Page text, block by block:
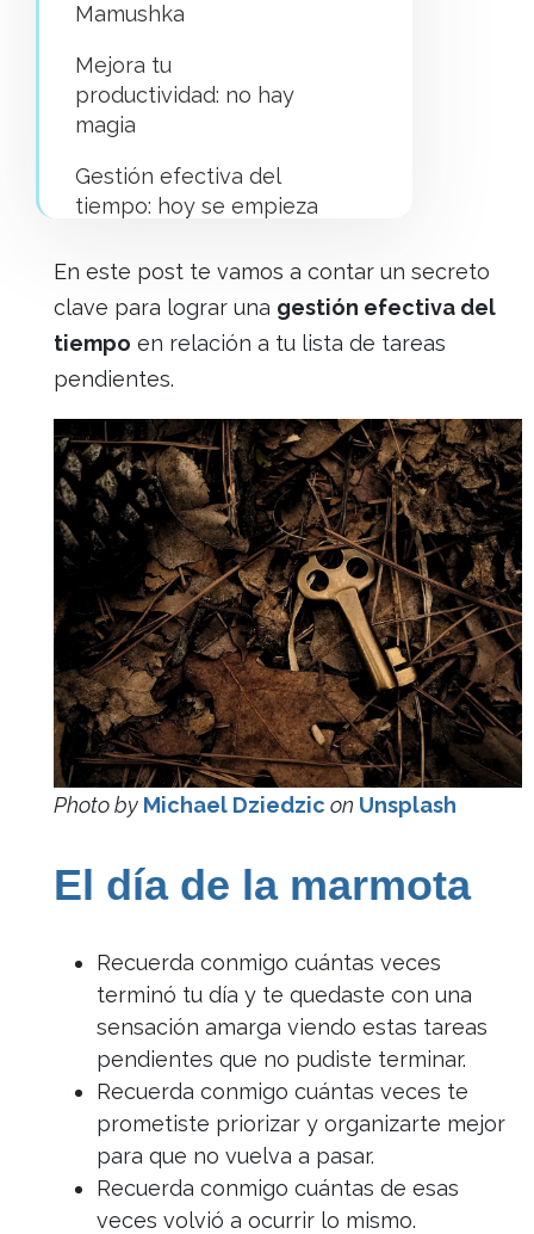
Mamushka
Mejora tu
productividad: no hay
magia
Gestión efectiva del
tiempo: hoy se empieza
¿Y después?
En este post te vamos a contar un secreto
clave para lograr una gestión efectiva del
tiempo en relación a tu lista de tareas
pendientes.
Photo by Michael Dziedzic on Unsplash
El día de la marmota
Recuerda conmigo cuántas veces
terminó tu día y te quedaste con una
sensación amarga viendo estas tareas
pendientes que no pudiste terminar.
Recuerda conmigo cuántas veces te
prometiste priorizar y organizarte mejor
para que no vuelva a pasar.
Recuerda conmigo cuántas de esas
veces volvió a ocurrir lo mismo.